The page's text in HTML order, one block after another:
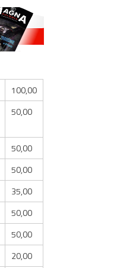
100,00
50,00
50,00
50,00
35,00
50,00
50,00
20,00